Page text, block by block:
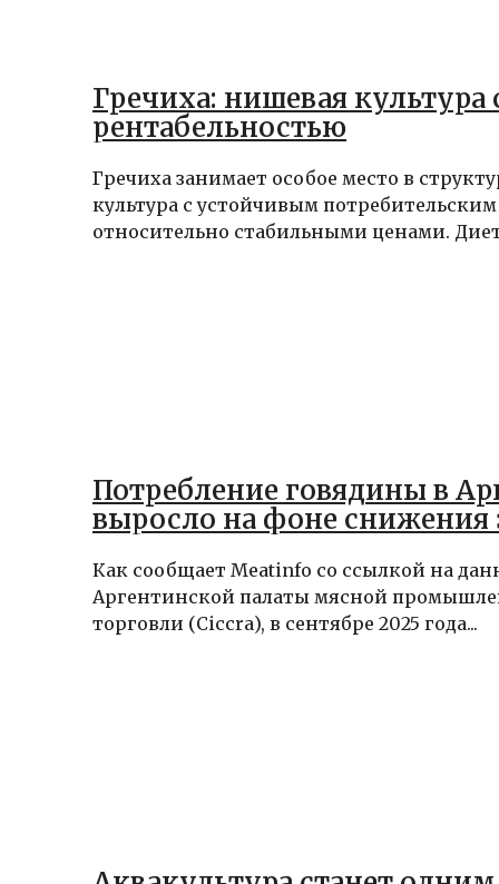
Гречиха: нишевая культура
рентабельностью
Гречиха занимает особое место в
культура с устойчивым
относительно стабильными ценами.
Потребление говядины в
выросло на фоне снижения
Как сообщает Meatinfo со ссылкой на
Аргентинской палаты мясной
торговли (Ciccra), в сентябре 2025 года...